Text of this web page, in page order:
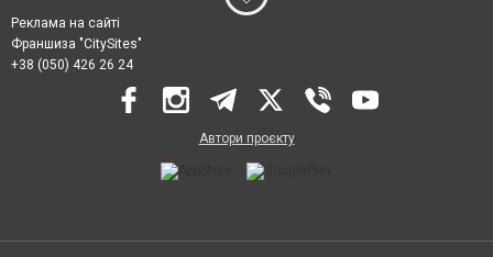
Реклама на сайті
Франшиза "CitySites"
+38 (050) 426 26 24
Автори проєкту